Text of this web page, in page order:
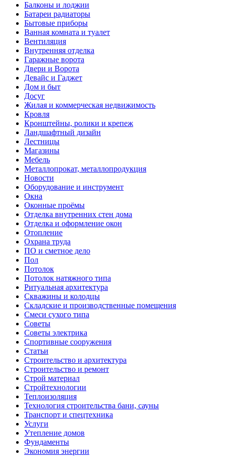
Балконы и лоджии
Батареи радиаторы‎
Бытовые приборы
Ванная комната и туалет
Вентиляция
Внутренняя отделка
Гаражные ворота
Двери и Ворота
Девайс и Гаджет
Дом и быт
Досуг
Жилая и коммерческая недвижимость
Кровля
Кронштейны, ролики и крепеж
Ландшафтный дизайн
Лестницы
Магазины
Мебель
Металлопрокат, металлопродукция
Новости
Оборудование и инструмент
Окна
Оконные проёмы
Отделка внутренних стен дома
Отделка и оформление окон
Отопление
Охрана труда
ПО и сметное дело
Пол
Потолок
Потолок натяжного типа
Ритуальная архитектура
Скважины и колодцы
Складские и производственные помещения
Смеси сухого типа
Советы
Советы электрика
Спортивные сооружения
Статьи
Строительство и архитектура
Строительство и ремонт
Строй материал
Стройтехнологии
Теплоизоляция
Технология строительства бани, сауны
Транспорт и спецтехника
Услуги
Утепление домов
Фундаменты
Экономия энергии